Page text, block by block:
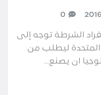
0
الشرطة توجه إلى
المتحدة ليطلب من
ان يصنع…